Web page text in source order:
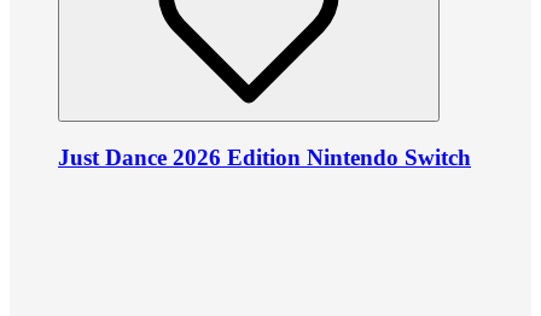
Just Dance 2026 Edition Nintendo Switch